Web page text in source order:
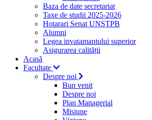
Baza de date secretariat
Taxe de studii 2025-2026
Hotarari Senat UNSTPB
Alumni
Legea invatamantului superior
Asigurarea calității
Acasă
Facultate
Despre noi
Bun venit
Despre noi
Plan Managerial
Misiune